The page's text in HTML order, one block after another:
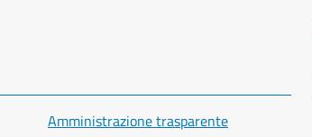
Amministrazione trasparente